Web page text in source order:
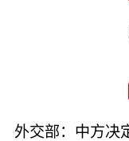
外交部：中方决